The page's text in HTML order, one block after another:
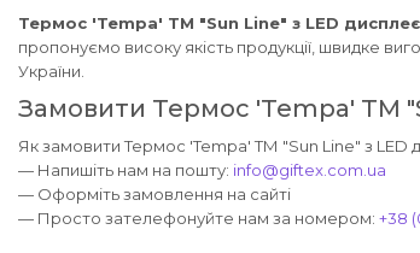
Термос 'Tempa' ТМ "Sun Line" з LED
пропонуємо високу якість продукції, швидке
України.
Замовити Термос 'Tempa' ТМ
Як замовити Термос 'Tempa' ТМ "Sun Line" з LED
— Напишіть нам на пошту: info@giftex.com.ua
— Оформіть замовлення на сайті
— Просто зателефонуйте нам за номером: +38